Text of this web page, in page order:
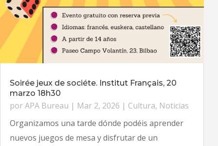
Soirée jeux de sociéte. Institut Français, 20
marzo 18h30
porAPA Bureau | Mar 2, 2026 | Cultura, Noticias
Organizamos una tarde dónde podéis aprender
nuevos juegos de mesa y disfrutar de un